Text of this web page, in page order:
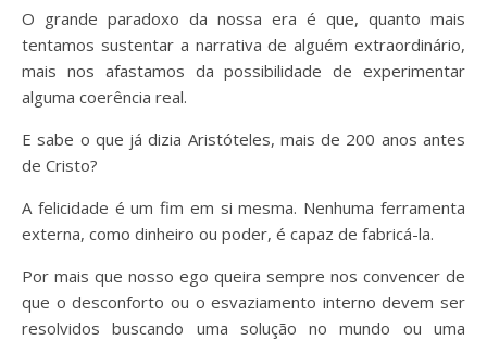
O grande paradoxo da nossa era é que, quanto mais
tentamos sustentar a narrativa de alguém extraordinário,
mais nos afastamos da possibilidade de experimentar
alguma coerência real.
E sabe o que já dizia Aristóteles, mais de 200 anos antes
de Cristo?
A felicidade é um fim em si mesma. Nenhuma ferramenta
externa, como dinheiro ou poder, é capaz de fabricá-la.
Por mais que nosso ego queira sempre nos convencer de
que o desconforto ou o esvaziamento interno devem ser
resolvidos buscando uma solução no mundo ou uma